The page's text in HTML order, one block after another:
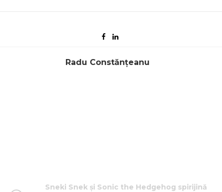
Radu Constănțeanu
Sneki Snek și Sonic the Hedgehog spirijină